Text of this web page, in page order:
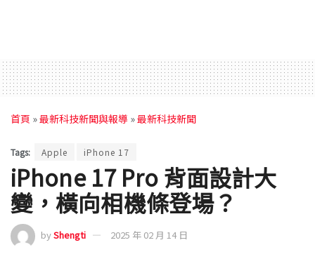
首頁 »最新科技新聞與報導 »最新科技新聞
Tags: Apple iPhone 17
iPhone 17 Pro 背面設計大
變，橫向相機條登場？
byShengti 2025 年 02 月 14 日